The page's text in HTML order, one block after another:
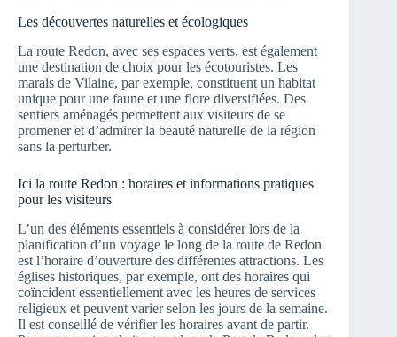
Les découvertes naturelles et écologiques
La route Redon, avec ses espaces verts, est également
une destination de choix pour les écotouristes. Les
marais de Vilaine, par exemple, constituent un habitat
unique pour une faune et une flore diversifiées. Des
sentiers aménagés permettent aux visiteurs de se
promener et d’admirer la beauté naturelle de la région
sans la perturber.
Ici la route Redon : horaires et informations pratiques
pour les visiteurs
L’un des éléments essentiels à considérer lors de la
planification d’un voyage le long de la route de Redon
est l’horaire d’ouverture des différentes attractions. Les
églises historiques, par exemple, ont des horaires qui
coïncident essentiellement avec les heures de services
religieux et peuvent varier selon les jours de la semaine.
Il est conseillé de vérifier les horaires avant de partir.